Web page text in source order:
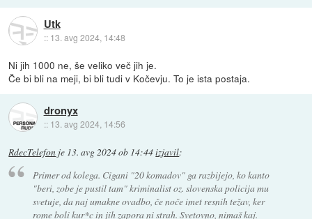
Utk
:: 13. avg 2024, 14:48
Ni jih 1000 ne, še veliko več jih je.
Če bi bli na meji, bi bli tudi v Kočevju. To je ista postaja.
dronyx
:: 13. avg 2024, 14:56
RdecTelefon je 13. avg 2024 ob 14:44izjavil:
Primer od kolega. Cigani "20 komadov" ga razbijejo, ko kanto
"beri, zobe je pustil tam" kriminalist oz. slovenska policija mu
svetuje, da naj umakne ovadbo, če noče imet resnih težav, ker
rome boli kur*c in jih zapora ni strah. Svetovno, nimaš kaj.